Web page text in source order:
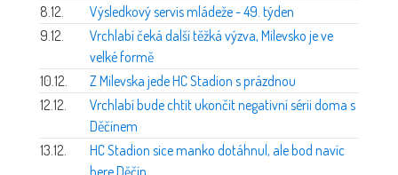
8.12.
Výsledkový servis mládeže - 49. týden
9.12.
Vrchlabí čeká další těžká výzva, Milevsko je ve
velké formě
10.12.
Z Milevska jede HC Stadion s prázdnou
12.12.
Vrchlabí bude chtít ukončit negativní sérii doma s
Děčínem
13.12.
HC Stadion sice manko dotáhnul, ale bod navíc
bere Děčín